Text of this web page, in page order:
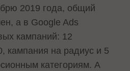
2019 года, общий
а в Google Ads
кампаний: 12
кампания на радиус и 5
категориям. А